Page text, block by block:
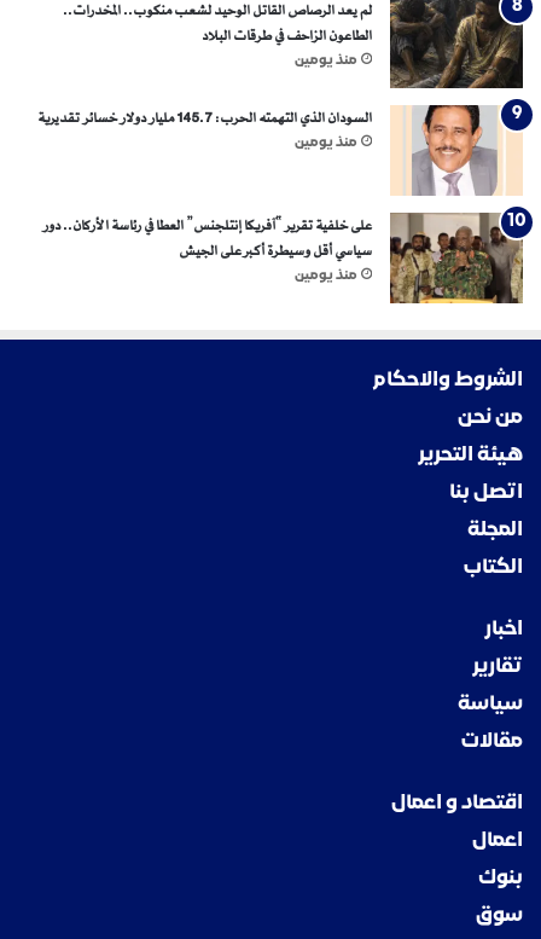
لم يعد الرصاص القاتل الوحيد لشعب منكوب.. المخدرات..
الطاعون الزاحف في طرقات البلاد
منذ يومين
السودان الذي التهمته الحرب: 145.7 مليار دولار خسائر تقديرية
منذ يومين
على خلفية تقرير “آفريكا إنتلجنس” العطا في رئاسة الأركان.. دور
سياسي أقل وسيطرة أكبر على الجيش
منذ يومين
الشروط والاحكام
من نحن
هيئة التحرير
اتصل بنا
المجلة
الكتاب
اخبار
تقارير
سياسة
مقالات
اقتصاد و اعمال
اعمال
بنوك
سوق